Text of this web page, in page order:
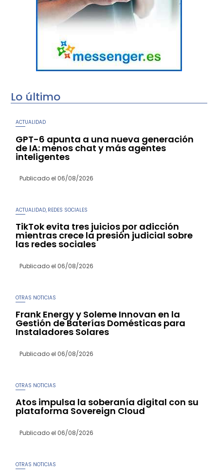
Lo último
ACTUALIDAD
GPT-6 apunta a una nueva generación
de IA: menos chat y más agentes
inteligentes
Publicado el 06/08/2026
ACTUALIDAD REDES SOCIALES
TikTok evita tres juicios por adicción
mientras crece la presión judicial sobre
las redes sociales
Publicado el 06/08/2026
OTRAS NOTICIAS
Frank Energy y Soleme Innovan en la
Gestión de Baterías Domésticas para
Instaladores Solares
Publicado el 06/08/2026
OTRAS NOTICIAS
Atos impulsa la soberanía digital con su
plataforma Sovereign Cloud
Publicado el 06/08/2026
OTRAS NOTICIAS